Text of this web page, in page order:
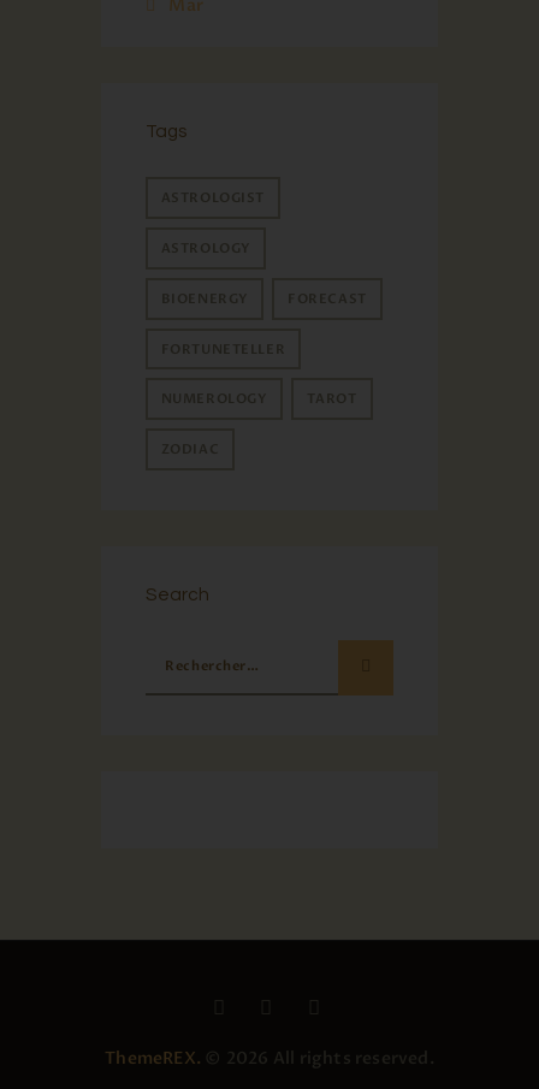
« Mar
Tags
ASTROLOGIST
ASTROLOGY
BIOENERGY FORECAST
FORTUNETELLER
NUMEROLOGY TAROT
ZODIAC
Search
ThemeREX. © 2026 All rights reserved.